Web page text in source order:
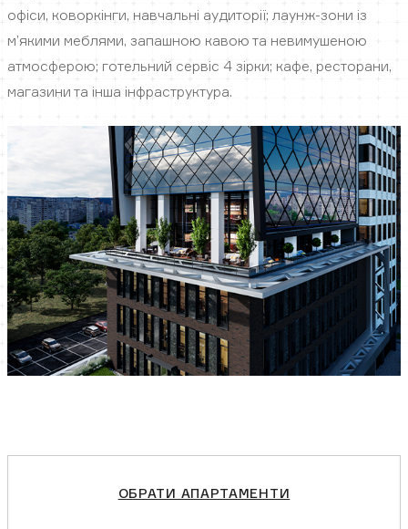
офіси, коворкінги, навчальні аудиторії; лаунж-зони із
м’якими меблями, запашною кавою та невимушеною
атмосферою; готельний сервіс 4 зірки; кафе, ресторани,
магазини та інша інфраструктура.
ОБРАТИ АПАРТАМЕНТИ